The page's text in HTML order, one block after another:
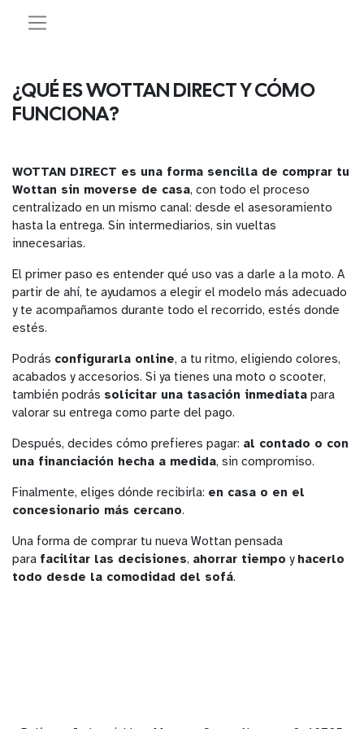
¿QUÉ ES WOTTAN DIRECT Y CÓMO
FUNCIONA?
WOTTAN DIRECT es una forma sencilla de comprar tu
Wottan sin moverse de casa, con todo el proceso
centralizado en un mismo canal: desde el asesoramiento
hasta la entrega. Sin intermediarios, sin vueltas
innecesarias.
El primer paso es entender qué uso vas a darle a la moto. A
partir de ahí, te ayudamos a elegir el modelo más adecuado
y te acompañamos durante todo el recorrido, estés donde
estés.
Podrás configurarla online, a tu ritmo, eligiendo colores,
acabados y accesorios. Si ya tienes una moto o scooter,
también podrás solicitar una tasación inmediata para
valorar su entrega como parte del pago.
Después, decides cómo prefieres pagar: al contado o con
una financiación hecha a medida, sin compromiso.
Finalmente, eliges dónde recibirla: en casa o en el
concesionario más cercano.
Una forma de comprar tu nueva Wottan pensada
para facilitar las decisiones, ahorrar tiempo y hacerlo
todo desde la comodidad del sofá.